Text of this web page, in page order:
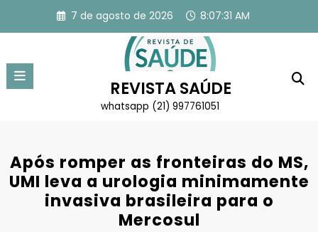
o
7 de agosto de 2026 8:07:32 AM
REVISTA SAÚDE
whatsapp (21) 997761051
Após romper as fronteiras do MS,
UMI leva a urologia minimamente
invasiva brasileira para o
Mercosul